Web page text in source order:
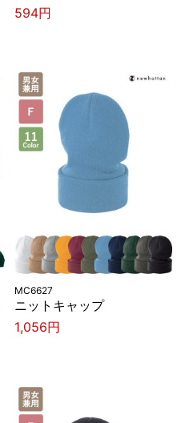
594円
MC6627
ニットキャップ
1,056円